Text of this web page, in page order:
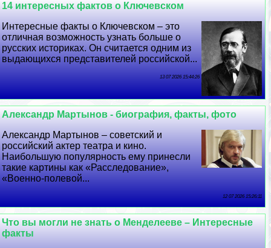
14 интересных фактов о Ключевском
Интересные факты о Ключевском – это
отличная возможность узнать больше о
русских историках. Он считается одним из
выдающихся представителей российской...
13 07 2026 15:44:26
Александр Мартынов - биография, факты, фото
Александр Мартынов – советский и
российский актер театра и кино.
Наибольшую популярность ему принесли
такие картины как «Расследование»,
«Военно-полевой...
12 07 2026 15:26:11
Что вы могли не знать о Менделееве – Интересные
факты